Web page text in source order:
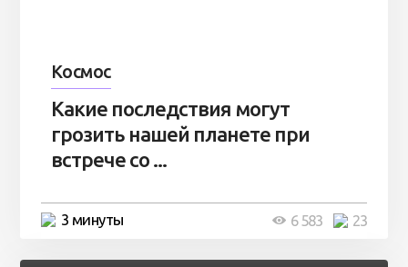
Космос
Какие последствия могут
грозить нашей планете при
встрече со ...
3 минуты 23
6 583